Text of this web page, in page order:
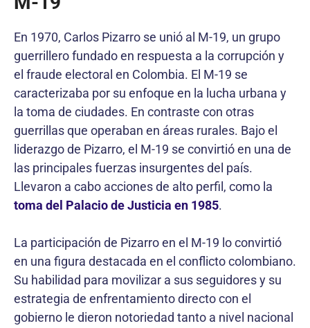
En 1970, Carlos Pizarro se unió al M-19, un grupo
guerrillero fundado en respuesta a la corrupción y
el fraude electoral en Colombia. El M-19 se
caracterizaba por su enfoque en la lucha urbana y
la toma de ciudades. En contraste con otras
guerrillas que operaban en áreas rurales. Bajo el
liderazgo de Pizarro, el M-19 se convirtió en una de
las principales fuerzas insurgentes del país.
Llevaron a cabo acciones de alto perfil, como la
toma del Palacio de Justicia en 1985.
La participación de Pizarro en el M-19 lo convirtió
en una figura destacada en el conflicto colombiano.
Su habilidad para movilizar a sus seguidores y su
estrategia de enfrentamiento directo con el
gobierno le dieron notoriedad tanto a nivel nacional